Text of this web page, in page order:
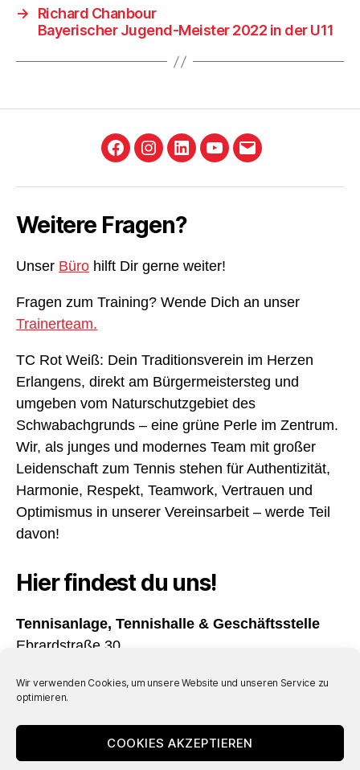
Wir verwenden Cookies, um unsere Website und unseren Service zu
optimieren.
COOKIES AKZEPTIEREN
→
Richard Chanbour
Bayerischer Jugend-Meister 2022 in der U11
FacebookInstagram
LinkedInYouTube
E-
Weitere Fragen?
Unser Büro hilft Dir gerne weiter!
Fragen zum Training? Wende Dich an unser
Trainerteam.
TC Rot Weiß: Dein Traditionsverein im Herzen
Erlangens, direkt am Bürgermeistersteg und
umgeben vom Naturschutzgebiet des
Schwabachgrunds – eine grüne Perle im Zentrum.
Wir, als junges und modernes Team mit großer
Leidenschaft zum Tennis stehen für Authentizität,
Harmonie, Respekt, Teamwork, Vertrauen und
Optimismus in unserer Vereinsarbeit – werde Teil
davon!
Hier findest du uns!
Tennisanlage, Tennishalle & Geschäftsstelle
Ebrardstraße 30
Öffnungszeiten
Täglich von 08:00 – 22:00 Uhr geöffnet